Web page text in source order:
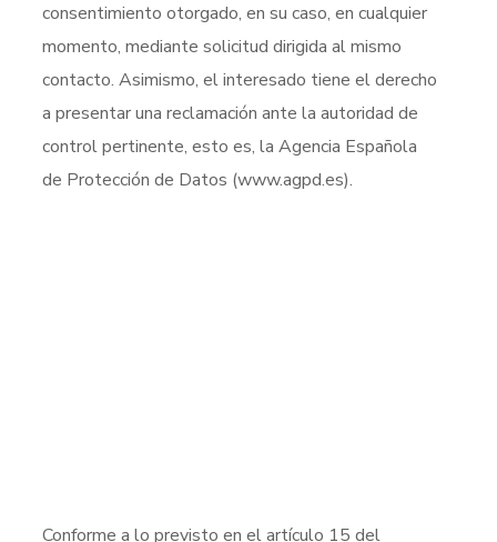
consentimiento otorgado, en su caso, en cualquier
momento, mediante solicitud dirigida al mismo
contacto. Asimismo, el interesado tiene el derecho
a presentar una reclamación ante la autoridad de
control pertinente, esto es, la Agencia Española
de Protección de Datos (www.agpd.es).
Conforme a lo previsto en el artículo 15 del